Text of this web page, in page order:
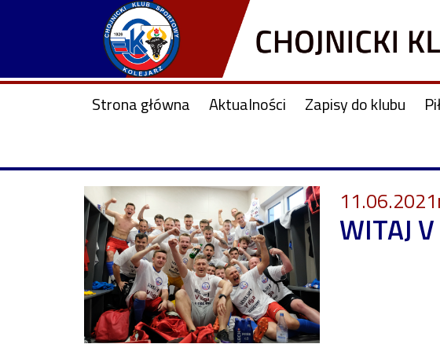
Strona główna Aktualności Zapisy do klubu
WITAJ